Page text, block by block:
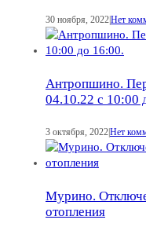
30 ноября, 2022Нет
Антропшино.
04.10.22 с 10:00
3 октября, 2022Нет
Мурино.
отопления